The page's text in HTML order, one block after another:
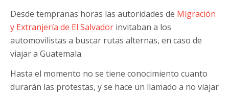
Desde tempranas horas las autoridades de Migración
y Extranjería de El Salvador invitaban a los
automovilistas a buscar rutas alternas, en caso de
viajar a Guatemala.
Hasta el momento no se tiene conocimiento cuanto
durarán las protestas, y se hace un llamado a no viajar